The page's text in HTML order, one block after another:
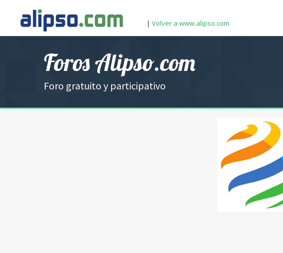
| Volver a www.alipso.com
Foros Alipso.com
Foro gratuito y participativo